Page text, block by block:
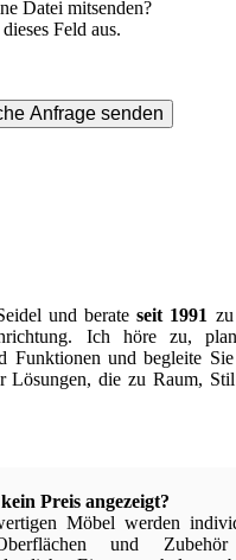
Datei mitsenden?
Feld aus.
Anfrage senden
und berateseit 1991
Ich höre zu,
Funktionen und begleite
Lösungen, die zu Raum,
Preis angezeigt?
Möbel werden
und